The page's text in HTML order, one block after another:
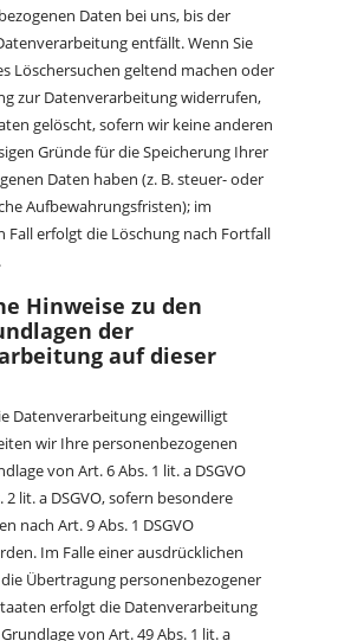
Daten bei uns, bis der
entfällt. Wenn Sie
Löschersuchen geltend machen oder
zur Datenverarbeitung widerrufen,
gelöscht, sofern wir keine anderen
Gründe für die Speicherung Ihrer
Daten haben (z. B. steuer- oder
Aufbewahrungsfristen); im
Fall erfolgt die Löschung nach Fortfall
Hinweise zu den
der
auf dieser
Datenverarbeitung eingewilligt
wir Ihre personenbezogenen
von Art. 6 Abs. 1 lit. a DSGVO
2 lit. a DSGVO, sofern besondere
nach Art. 9 Abs. 1 DSGVO
Im Falle einer ausdrücklichen
Übertragung personenbezogener
erfolgt die Datenverarbeitung
von Art. 49 Abs. 1 lit. a